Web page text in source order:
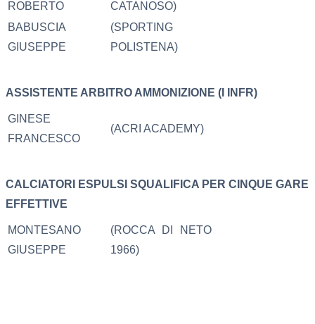
ROBERTO
CATANOSO)
BABUSCIA
GIUSEPPE
(SPORTING
POLISTENA)
ASSISTENTE ARBITRO AMMONIZIONE (I INFR)
GINESE
FRANCESCO
(ACRI ACADEMY)
CALCIATORI ESPULSI SQUALIFICA PER CINQUE GARE
EFFETTIVE
MONTESANO
GIUSEPPE
(ROCCA DI NETO
1966)